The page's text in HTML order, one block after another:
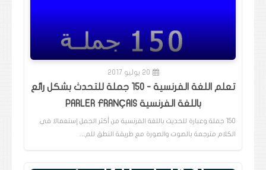
20 يوليو 2017
تعلم اللغة الفرنسية - 150 جملة للتحدث بشكل رائع
باللغة الفرنسية PARLER FRANÇAIS
150 جملة وعبارة للحديث باللغة الفرنسية من أكثر الجمل إستعمالا في
الكلام مترجمة بالصوت والصورة مع طريقة النطق للم…